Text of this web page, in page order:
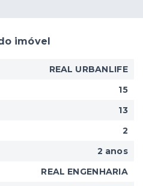
imóvel
REAL URBANLIFE
15
13
2
2 anos
REAL ENGENHARIA